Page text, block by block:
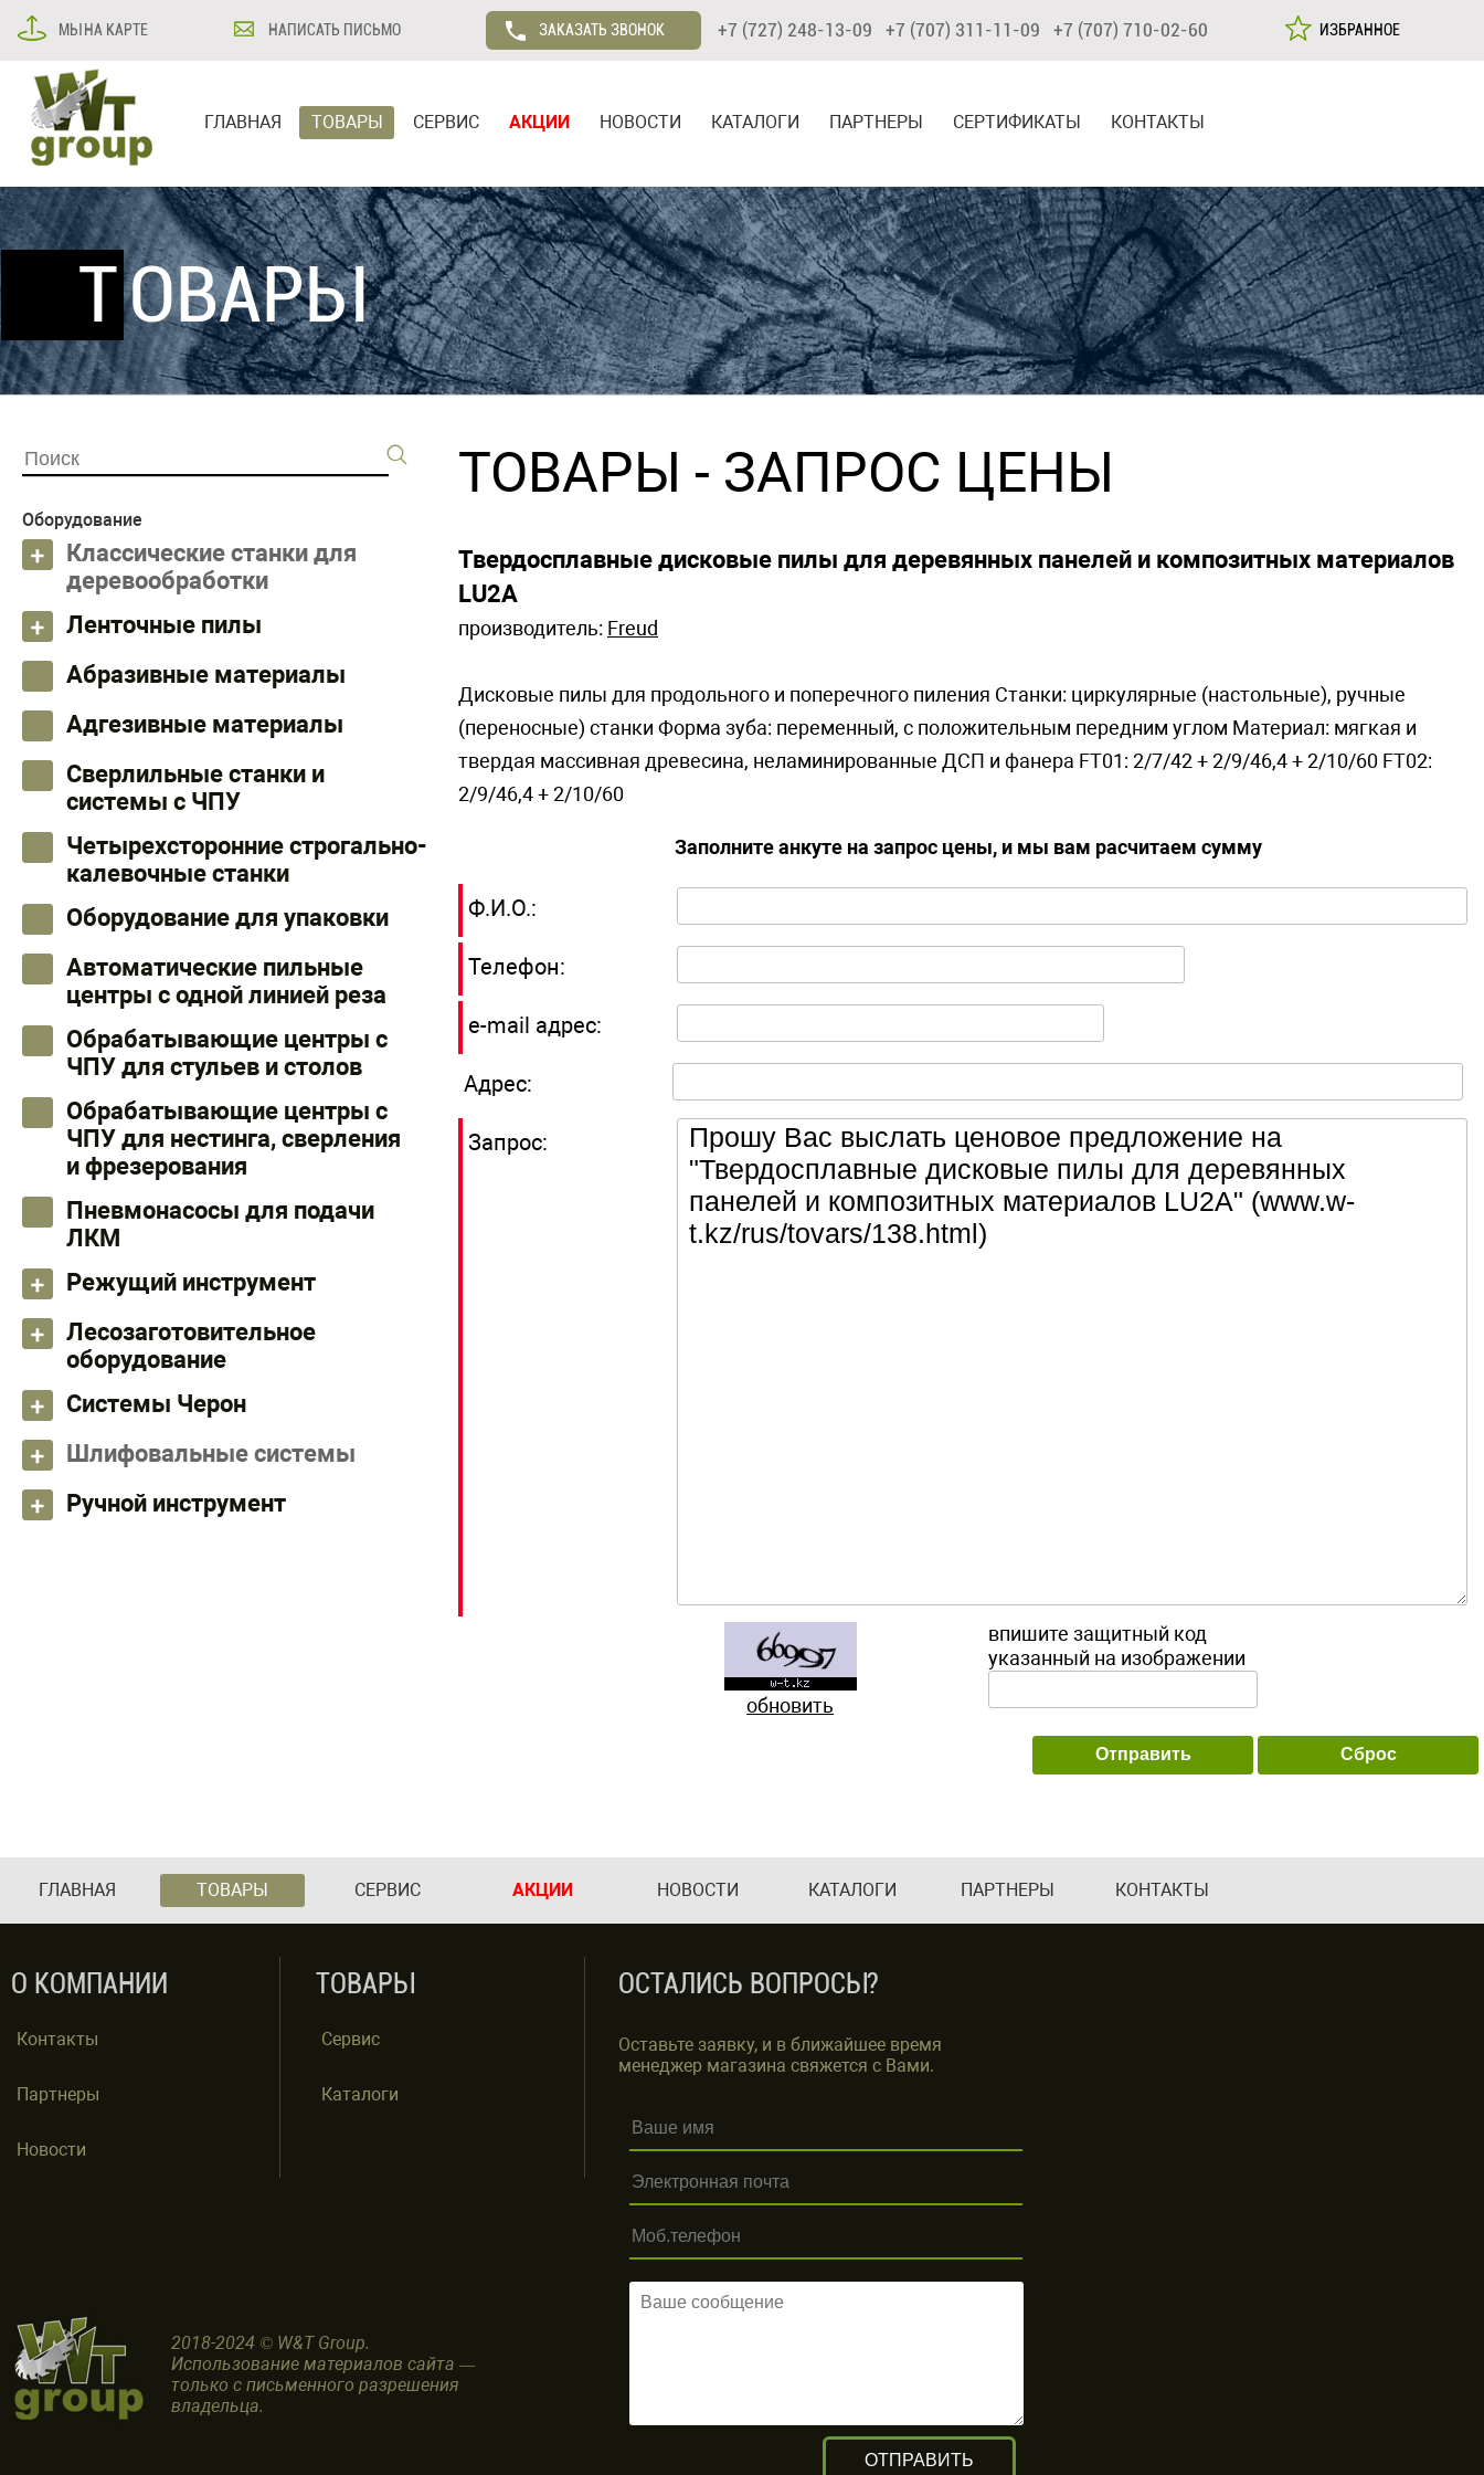
МЫ НА КАРТЕ НАПИСАТЬ ПИСЬМО ЗАКАЗАТЬ ЗВОНОК +7 (727) 248-13-09 +7 (707) 311-11-09 +7 (707) 710-02-60 ИЗБРАННОЕ
ГЛАВНАЯ ТОВАРЫ СЕРВИС АКЦИИ НОВОСТИ КАТАЛОГИ ПАРТНЕРЫ СЕРТИФИКАТЫ КОНТАКТЫ
ТОВАРЫ
Оборудование
Классические станки для
деревообработки
Ленточные пилы
Абразивные материалы
Адгезивные материалы
Сверлильные станки и
системы с ЧПУ
Четырехсторонние строгально-
калевочные станки
Оборудование для упаковки
Автоматические пильные
центры с одной линией реза
Обрабатывающие центры с
ЧПУ для стульев и столов
Обрабатывающие центры с
ЧПУ для нестинга, сверления
и фрезерования
Пневмонасосы для подачи
ЛКМ
Режущий инструмент
Лесозаготовительное
оборудование
Системы Черон
Шлифовальные системы
Ручной инструмент
ТОВАРЫ - ЗАПРОС ЦЕНЫ
Твердосплавные дисковые пилы для деревянных панелей и композитных материалов
LU2A
производитель: Freud
Дисковые пилы для продольного и поперечного пиления Станки: циркулярные (настольные), ручные
(переносные) станки Форма зуба: переменный, с положительным передним углом Материал: мягкая и
твердая массивная древесина, неламинированные ДСП и фанера FT01: 2/7/42 + 2/9/46,4 + 2/10/60 FT02:
2/9/46,4 + 2/10/60
Заполните анкуте на запрос цены, и мы вам расчитаем сумму
Ф.И.О.:
Телефон:
e-mail адрес:
Адрес:
Запрос:
обновить
впишите защитный код
указанный на изображении
ГЛАВНАЯ ТОВАРЫ СЕРВИС АКЦИИ НОВОСТИ КАТАЛОГИ ПАРТНЕРЫ КОНТАКТЫ
О КОМПАНИИ
Контакты
Партнеры
Новости
ТОВАРЫ
Сервис
Каталоги
2018-2024 © W&T Group.
Использование материалов сайта —
только с письменного разрешения
владельца.
ОСТАЛИСЬ ВОПРОСЫ?
Оставьте заявку, и в ближайшее время
менеджер магазина свяжется с Вами.